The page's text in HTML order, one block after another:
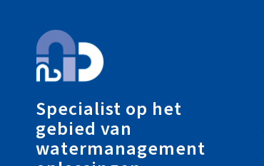
Specialist op het
gebied van
watermanagement